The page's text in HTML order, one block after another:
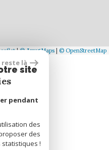
|©JawgMaps © OpenStreetMap
par
reste là
site
pendant
des
des
!